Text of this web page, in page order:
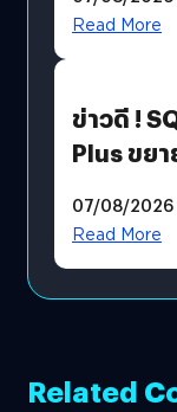
Read More
ข่าวดี !
Plus ขย
โดยตรง
07/08/2026
Read More
Related